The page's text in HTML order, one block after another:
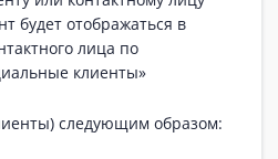
будет отображаться в
лица по
клиенты»
) следующим образом: